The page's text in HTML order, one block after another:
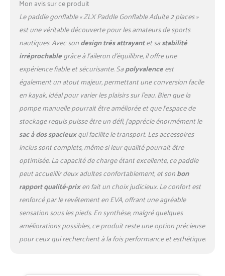
navigation côtière.
【PORTABILITÉ
OPTIMALE】Paddle
gonflable adulte pliable dans
un sac à dos léger (inclus) ;
plus compact que les
planches rigides, facile à
transporter et à ranger ;
gonflage rapide en moins de
8 minutes avec pompe
incluse. 【KIT COMPLET】
SUP gonflable avec 14
anneaux D en acier
inoxydable + support
caméra ; surface
antidérapante confortable ;
accessoires inclus : pagaie,
leash, housse étanche
téléphone et kit réparation.
Mon avis sur ce produit
Le paddle gonflable « ZLX Paddle Gonflable Adulte 2 places »
est une véritable découverte pour les amateurs de sports
nautiques. Avec sondesign très attrayantet sastabilité
irréprochablegrâce à l’aileron d’équilibre, il offre une
expérience fiable et sécurisante. Sapolyvalenceest
également un atout majeur, permettant une conversion facile
en kayak, idéal pour varier les plaisirs sur l’eau. Bien que la
pompe manuelle pourrait être améliorée et que l’espace de
stockage requis puisse être un défi, j’apprécie énormément le
sac à dos spacieuxqui facilite le transport. Les accessoires
inclus sont complets, même si leur qualité pourrait être
optimisée. La capacité de charge étant excellente, ce paddle
peut accueillir deux adultes confortablement, et sonbon
rapport qualité-prixen fait un choix judicieux. Le confort est
renforcé par le revêtement en EVA, offrant une agréable
sensation sous les pieds. En synthèse, malgré quelques
améliorations possibles, ce produit reste une option précieuse
pour ceux qui recherchent à la fois performance et esthétique.